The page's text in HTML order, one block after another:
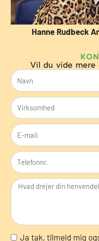
Vil du vide mere
N
a
v
n
V
i
r
k
s
o
m
E
-
m
a
i
T
e
l
N Ja tak, tilmeld mig
Hanne Rudbeck